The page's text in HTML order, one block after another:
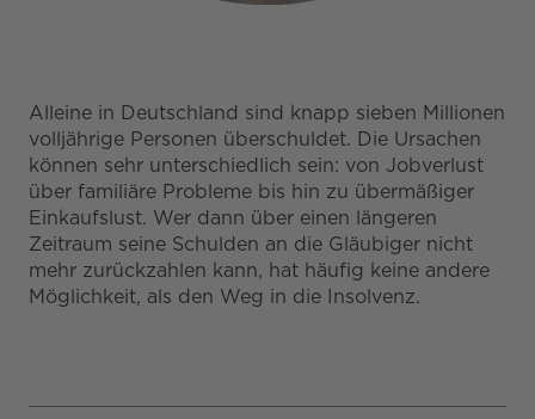
Alleine in Deutschland sind knapp sieben Millionen
volljährige Personen überschuldet. Die Ursachen
können sehr unterschiedlich sein: von Jobverlust
über familiäre Probleme bis hin zu übermäßiger
Einkaufslust. Wer dann über einen längeren
Zeitraum seine Schulden an die Gläubiger nicht
mehr zurückzahlen kann, hat häufig keine andere
Möglichkeit, als den Weg in die Insolvenz.